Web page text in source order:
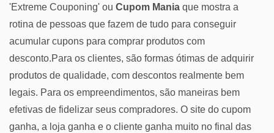
'Extreme Couponing' ou Cupom Mania que mostra a
rotina de pessoas que fazem de tudo para conseguir
acumular cupons para comprar produtos com
desconto.Para os clientes, são formas ótimas de adquirir
produtos de qualidade, com descontos realmente bem
legais. Para os empreendimentos, são maneiras bem
efetivas de fidelizar seus compradores. O site do cupom
ganha, a loja ganha e o cliente ganha muito no final das